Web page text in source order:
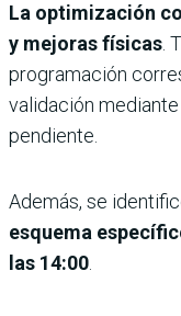
La optimización
y mejoras físicas.
programación
validación
pendiente.
Además, se
esquema
las 14:00.